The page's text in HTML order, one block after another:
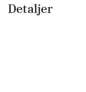
Detaljer